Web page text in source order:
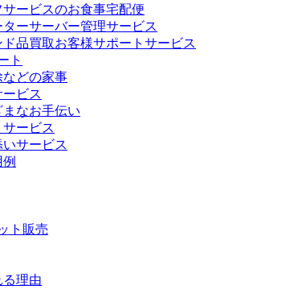
ービスのお食事宅配便
ーサーバー管理サービス
品買取お客様サポートサービス
ト
どの家事
ビス
なお手伝い
ービス
サービス
ト販売
理由